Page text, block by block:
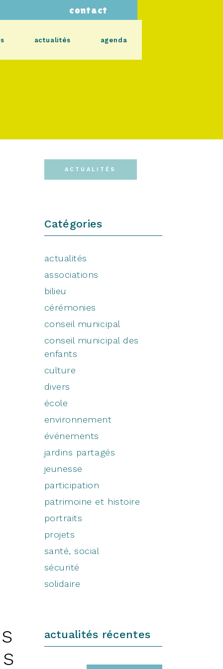
contact
actualités agenda
ACTUALITÉS
Catégories
actualités
associations
bilieu
cérémonies
conseil municipal
conseil municipal des
enfants
culture
divers
école
environnement
événements
jardins partagés
jeunesse
participation
patrimoine et histoire
portraits
projets
santé, social
sécurité
solidaire
actualités récentes